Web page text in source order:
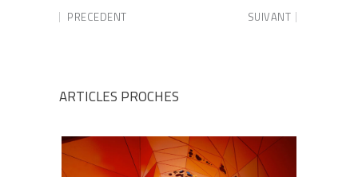
PRECEDENT SUIVANT
ARTICLES PROCHES